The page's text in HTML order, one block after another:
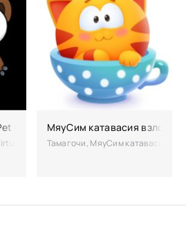
Game взломанная (Мод много
Pet Game – увлекательная
МяуСим катавасия
Тамагочи, МяуСим катавасия –